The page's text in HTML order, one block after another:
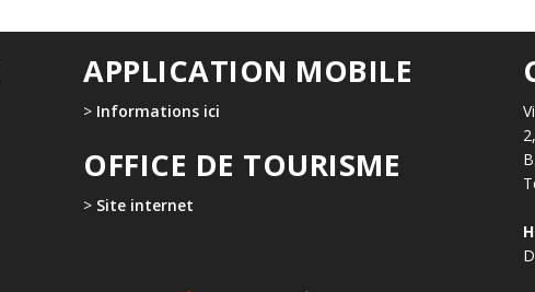
APPLICATION MOBILE
> Informations ici
OFFICE DE TOURISME
> Site internet